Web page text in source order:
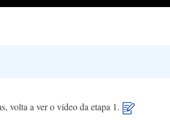
volta a ver o vídeo da etapa 1.